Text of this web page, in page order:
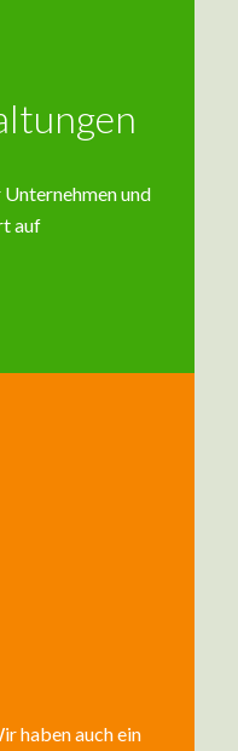
und
auf
haben auch ein